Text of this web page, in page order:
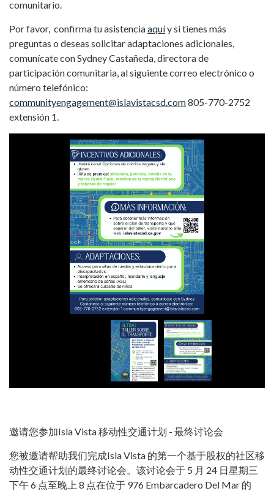
comunitario.
Por favor, confirma tu asistenciaaquíy si tienes más
preguntas o deseas solicitar adaptaciones adicionales,
comunícate con Sydney Castañeda, directora de
participación comunitaria, al siguiente correo electrónico o
número telefónico:
communityengagement@islavistacsd.com805-770-2752
extensión 1.
邀请您参加Isla Vista 移动性交通计划 - 最终讨论会
您被邀请帮助我们完成Isla Vista 的第一个基于股权的社区移
动性交通计划的最终讨论会。该讨论会于 5 月 24 日星期三
下午 6 点至晚上 8 点在位于 976 Embarcadero Del Mar 的